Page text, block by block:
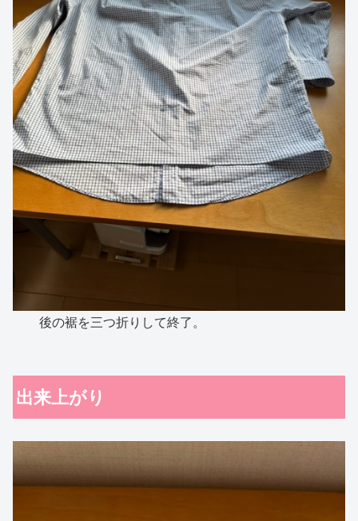
後の裾を三つ折りして終了。
出来上がり